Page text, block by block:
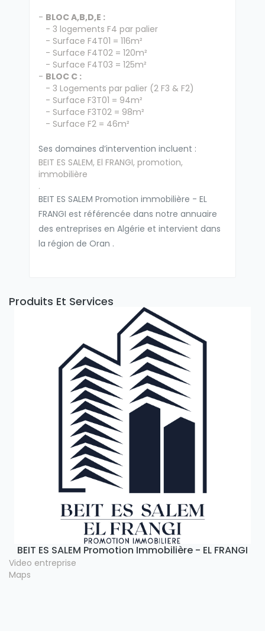
- BLOC A,B,D,E :
- 3 logements F4 par palier
- Surface F4T01 = 116m²
- Surface F4T02 = 120m²
- Surface F4T03 = 125m²
- BLOC C :
- 3 Logements par palier (2 F3 & F2)
- Surface F3T01 = 94m²
- Surface F3T02 = 98m²
- Surface F2 = 46m²
Ses domaines d’intervention incluent :
BEIT ES SALEM, El FRANGI, promotion,
immobilière
.
BEIT ES SALEM Promotion immobilière - EL
FRANGI est référencée dans notre annuaire
des entreprises en Algérie et intervient dans
la région de Oran .
Produits Et Services
BEIT ES SALEM Promotion Immobilière - EL FRANGI
Video entreprise
Maps